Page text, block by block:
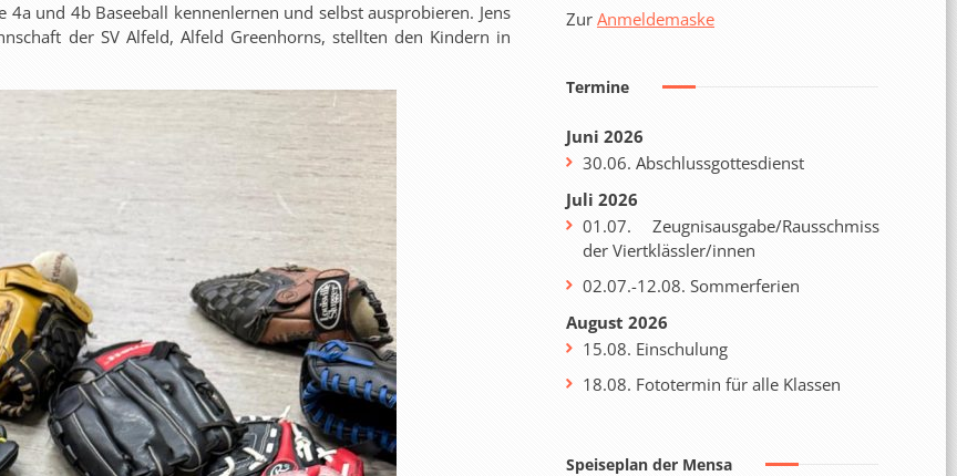
und 4b Baseeball kennenlernen und selbst ausprobieren. Jens
der SV Alfeld, Alfeld Greenhorns, stellten den Kindern in
ZurAnmeldemaske
Termine
Juni 2026
30.06. Abschlussgottesdienst
Juli 2026
01.07. Zeugnisausgabe/Rausschmiss
der Viertklässler/innen
02.07.-12.08. Sommerferien
August 2026
15.08. Einschulung
18.08. Fototermin für alle Klassen
Speiseplan der Mensa